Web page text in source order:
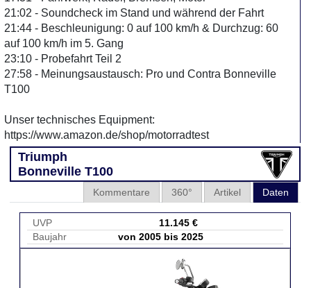
21:02 - Soundcheck im Stand und während der Fahrt
21:44 - Beschleunigung: 0 auf 100 km/h & Durchzug: 60
auf 100 km/h im 5. Gang
23:10 - Probefahrt Teil 2
27:58 - Meinungsaustausch: Pro und Contra Bonneville
T100
Unser technisches Equipment:
https://www.amazon.de/shop/motorradtest
Triumph
Bonneville T100
Daten
Artikel
360°
Kommentare
UVP
11.145 €
Baujahr
von 2005 bis 2025